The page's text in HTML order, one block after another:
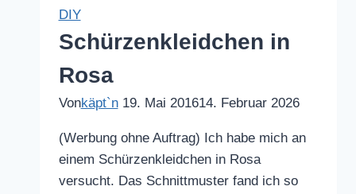
DIY
Schürzenkleidchen in
Rosa
Vonkäpt`n 19. Mai 201614. Februar 2026
(Werbung ohne Auftrag) Ich habe mich an
einem Schürzenkleidchen in Rosa
versucht. Das Schnittmuster fand ich so